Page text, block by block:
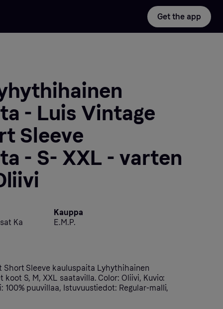
Get the app
- Luis Vintage
Sleeve
- S- XXL - varten
Ka
Kauppa
E.M.P.
Short Sleeve kauluspaita Lyhythihainen
S, M, XXL saatavilla. Color: Oliivi, Kuvio:
100% puuvillaa, Istuvuustiedot: Regular-malli,